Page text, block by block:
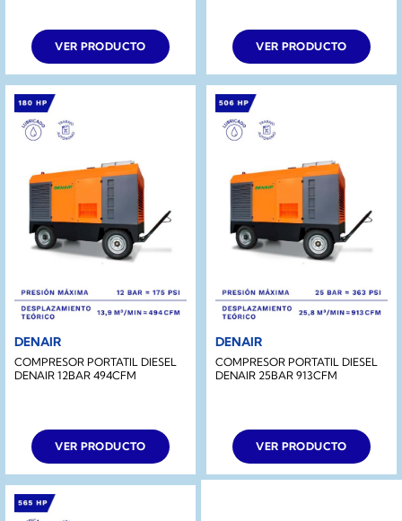
VER PRODUCTO VER PRODUCTO
DENAIR
COMPRESOR PORTATIL DIESEL
DENAIR 12BAR 494CFM
VER PRODUCTO
DENAIR
COMPRESOR PORTATIL DIESEL
DENAIR 25BAR 913CFM
VER PRODUCTO